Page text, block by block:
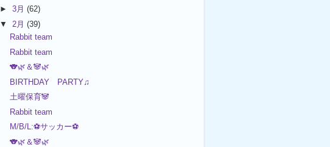
►3月(62)
▼ 2月(39)
Rabbit team
Rabbit team
🐨🌿＆🐼🌿
BIRTHDAY PARTY♫
土曜保育🐼
Rabbit team
M/B/L:⚽サッカー⚽
🐨🌿＆🐼🌿